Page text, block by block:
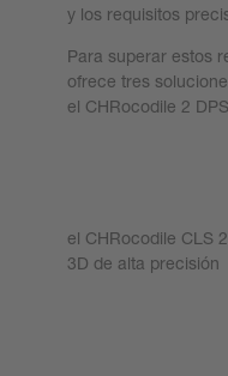
y los requisitos
Para superar estos
ofrece tres
el CHRocodile 2
el CHRocodile CLS
3D de alta precisión